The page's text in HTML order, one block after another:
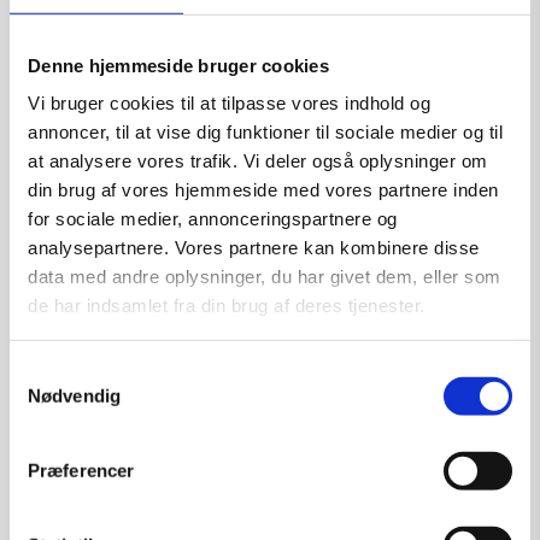
Denne hjemmeside bruger cookies
Vi bruger cookies til at tilpasse vores indhold og
annoncer, til at vise dig funktioner til sociale medier og til
at analysere vores trafik. Vi deler også oplysninger om
din brug af vores hjemmeside med vores partnere inden
for sociale medier, annonceringspartnere og
analysepartnere. Vores partnere kan kombinere disse
data med andre oplysninger, du har givet dem, eller som
de har indsamlet fra din brug af deres tjenester.
Nødvendig
Præferencer
Størrelse: 80×100
18.000,00
Tilføj til kurv